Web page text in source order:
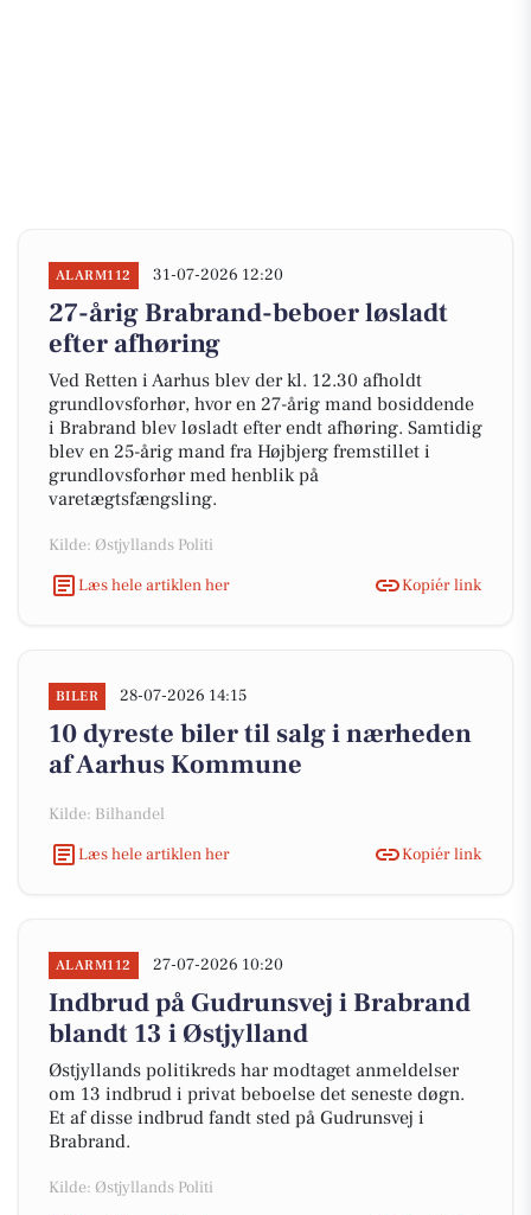
ALARM112 31-07-2026 12:20
27-årig Brabrand-beboer løsladt
efter afhøring
Ved Retten i Aarhus blev der kl. 12.30 afholdt
grundlovsforhør, hvor en 27-årig mand bosiddende
i Brabrand blev løsladt efter endt afhøring. Samtidig
blev en 25-årig mand fra Højbjerg fremstillet i
grundlovsforhør med henblik på
varetægtsfængsling.
Kilde: Østjyllands Politi
Læs hele artiklen her
Kopiér link
BILER 28-07-2026 14:15
10 dyreste biler til salg i nærheden
af Aarhus Kommune
Kilde: Bilhandel
Læs hele artiklen her
Kopiér link
ALARM112 27-07-2026 10:20
Indbrud på Gudrunsvej i Brabrand
blandt 13 i Østjylland
Østjyllands politikreds har modtaget anmeldelser
om 13 indbrud i privat beboelse det seneste døgn.
Et af disse indbrud fandt sted på Gudrunsvej i
Brabrand.
Kilde: Østjyllands Politi